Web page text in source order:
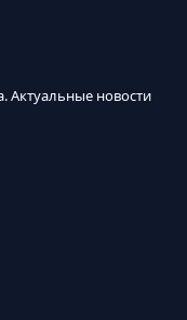
Актуальные новости